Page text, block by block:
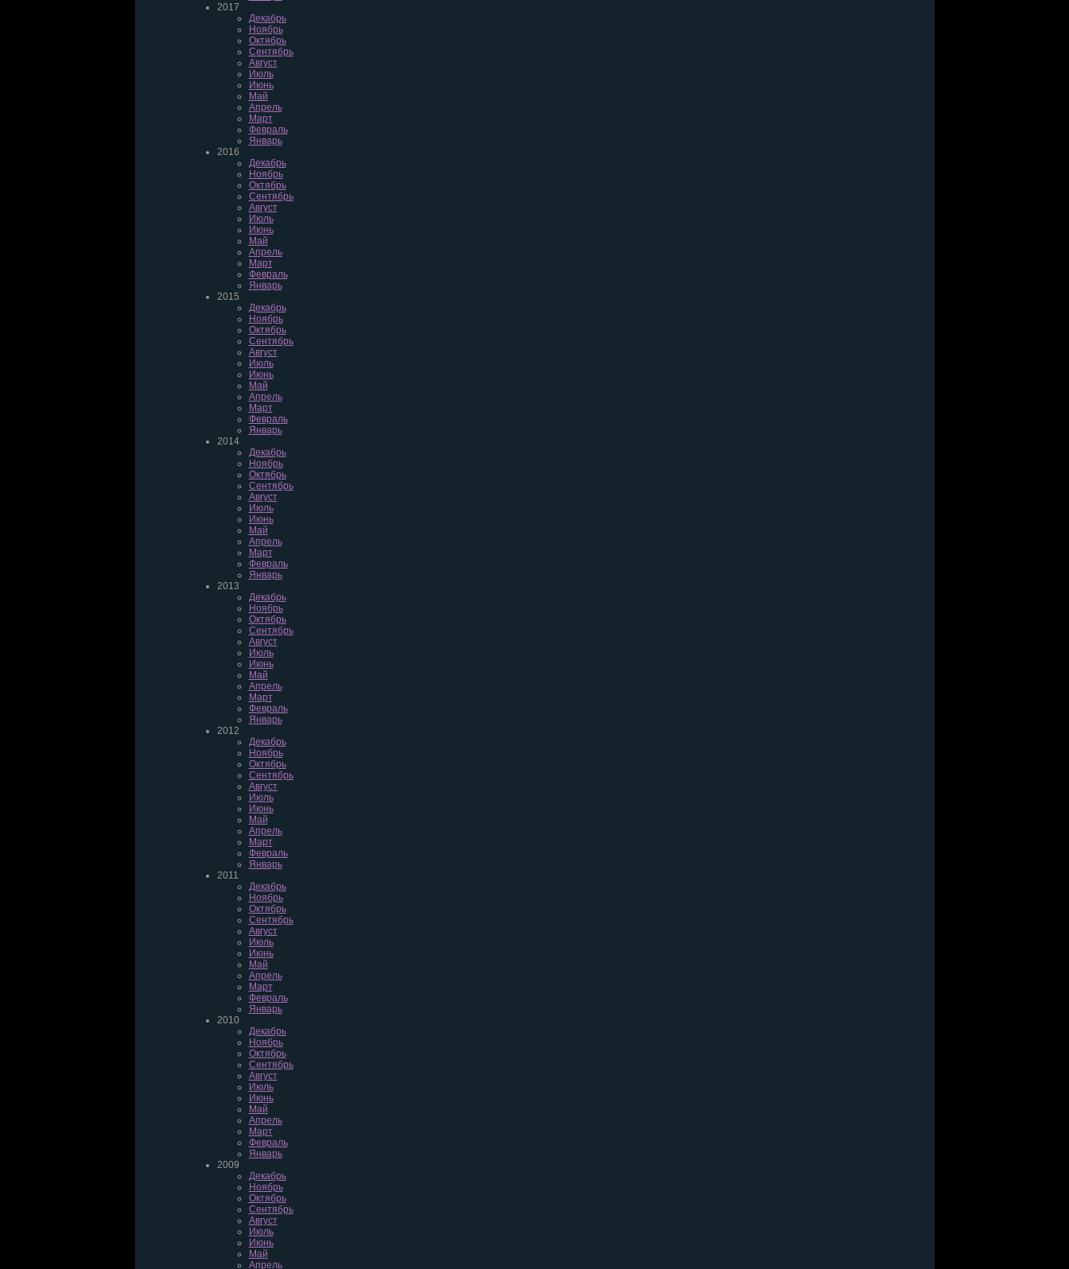
2017
Декабрь
Ноябрь
Октябрь
Сентябрь
Август
Июль
Июнь
Май
Апрель
Март
Февраль
Январь
2016
Декабрь
Ноябрь
Октябрь
Сентябрь
Август
Июль
Июнь
Май
Апрель
Март
Февраль
Январь
2015
Декабрь
Ноябрь
Октябрь
Сентябрь
Август
Июль
Июнь
Май
Апрель
Март
Февраль
Январь
2014
Декабрь
Ноябрь
Октябрь
Сентябрь
Август
Июль
Июнь
Май
Апрель
Март
Февраль
Январь
2013
Декабрь
Ноябрь
Октябрь
Сентябрь
Август
Июль
Июнь
Май
Апрель
Март
Февраль
Январь
2012
Декабрь
Ноябрь
Октябрь
Сентябрь
Август
Июль
Июнь
Май
Апрель
Март
Февраль
Январь
2011
Декабрь
Ноябрь
Октябрь
Сентябрь
Август
Июль
Июнь
Май
Апрель
Март
Февраль
Январь
2010
Декабрь
Ноябрь
Октябрь
Сентябрь
Август
Июль
Июнь
Май
Апрель
Март
Февраль
Январь
2009
Декабрь
Ноябрь
Октябрь
Сентябрь
Август
Июль
Июнь
Май
Апрель